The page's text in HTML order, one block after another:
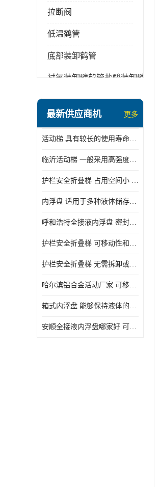
拉断阀
低温鹤管
底部装卸鹤管
衬氟装卸臂鹤管盐酸装卸臂
顶部装卸车鹤管
液氨液化气鹤管
定量装车系统
最新供应商机 更多
活动梯 具有较长的使用寿命和耐用性 一般采用高强度材料制造
临沂活动梯 一般采用高强度材料制造 可以用于多种不同的任务
护栏安全折叠梯 占用空间小 方便存放和搬运
内浮盘 适用于多种液体储存和运输 能够降低运输成本和维护成本
呼和浩特全接液内浮盘 密封性能好 有效保护液体质量
护栏安全折叠梯 可移动性和安全性较高 占用空间小
护栏安全折叠梯 无需拆卸或重新安装 占用空间小
哈尔滨铝合金活动厂家 可移动性和安全性较高 占用空间小
箱式内浮盘 能够保持液体的密闭状态 适用于多种液体储存和运输
安顺全接液内浮盘哪家好 可以自动上下浮动 密封性能好